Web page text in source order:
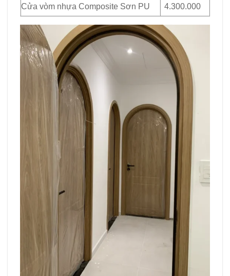
Cửa vòm nhựa Composite Sơn PU 4.300.000